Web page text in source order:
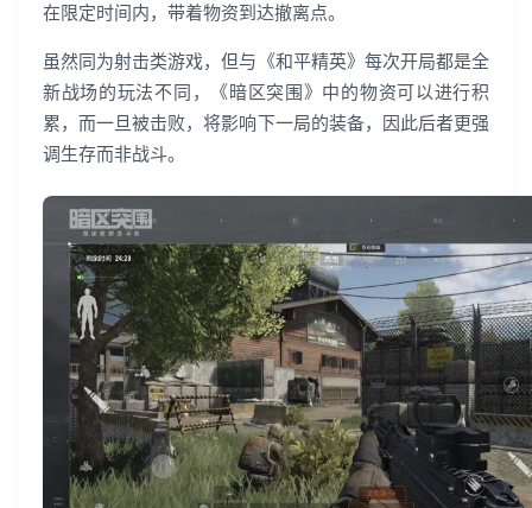
在限定时间内，带着物资到达撤离点。
虽然同为射击类游戏，但与《和平精英》每次开局都是全
新战场的玩法不同，《暗区突围》中的物资可以进行积
累，而一旦被击败，将影响下一局的装备，因此后者更强
调生存而非战斗。